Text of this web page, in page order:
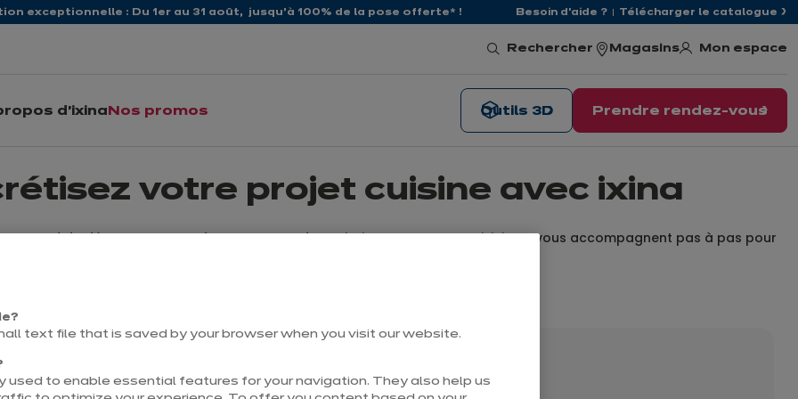
exceptionnelle : Du 1er au 31 août, jusqu’à 100% de la pose offerte* ! Besoin d'aide ? Télécharger le catalogue
Rechercher Magasins Mon espace
d'ixina Nos promos Prendre rendez-vous
Outils 3D
votre projet cuisine avec ixina
au nord du département, et Nîmes, au cœur du territoire. Nos experts cuisinistes vous accompagnent pas à pas pour
espace et votre budget.
text file that is saved by your browser when you visit our website.
used to enable essential features for your navigation. They also help us